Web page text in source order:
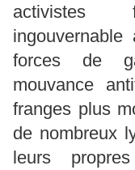
activistes
forces de
mouvance
franges plus
de nombreux
leurs